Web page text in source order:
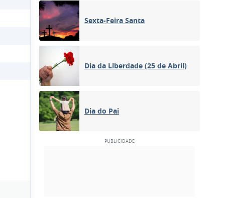
Sexta-Feira Santa
Dia da Liberdade (25 de Abril)
Dia do Pai